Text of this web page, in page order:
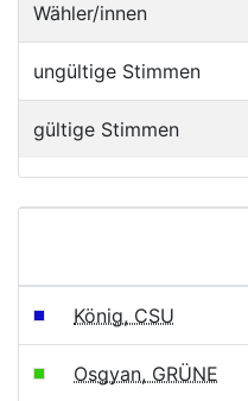
Wähler/innen
ungültige Stimmen
gültige Stimmen
König, CSU
Osgyan, GRÜNE